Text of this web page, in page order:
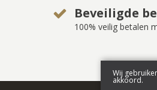
Beveiligde
100% veilig betalen
Wij
akkoord.